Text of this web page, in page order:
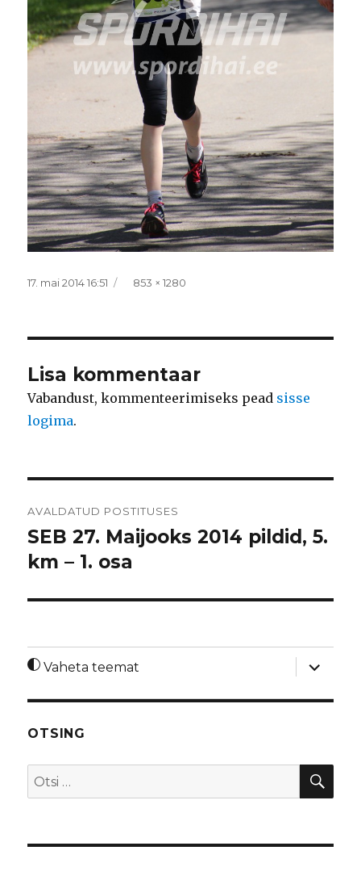
Postitatud
17. mai 2014 16:51 Täissuurus
853 × 1280
Lisa kommentaar
Vabandust, kommenteerimiseks pead sisse
logima.
AVALDATUD POSTITUSES
SEB 27. Maijooks 2014 pildid, 5.
km – 1. osa
Vaheta teemat
laienda
OTSING
Otsi: